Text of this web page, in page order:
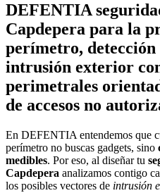
DEFENTIA
Capdepera para la
perímetro,
intrusión exterior
perimetrales
de accesos no
En DEFENTIA entendemos que
perímetro no buscas gadgets, sino
medibles. Por eso, al diseñar tu
Capdepera analizamos contigo
los posibles vectores de intrusión